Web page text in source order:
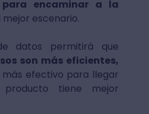
para encaminar a la
mejor escenario.
datos permitirá que
son más eficientes,
efectivo para llegar
tiene mejor